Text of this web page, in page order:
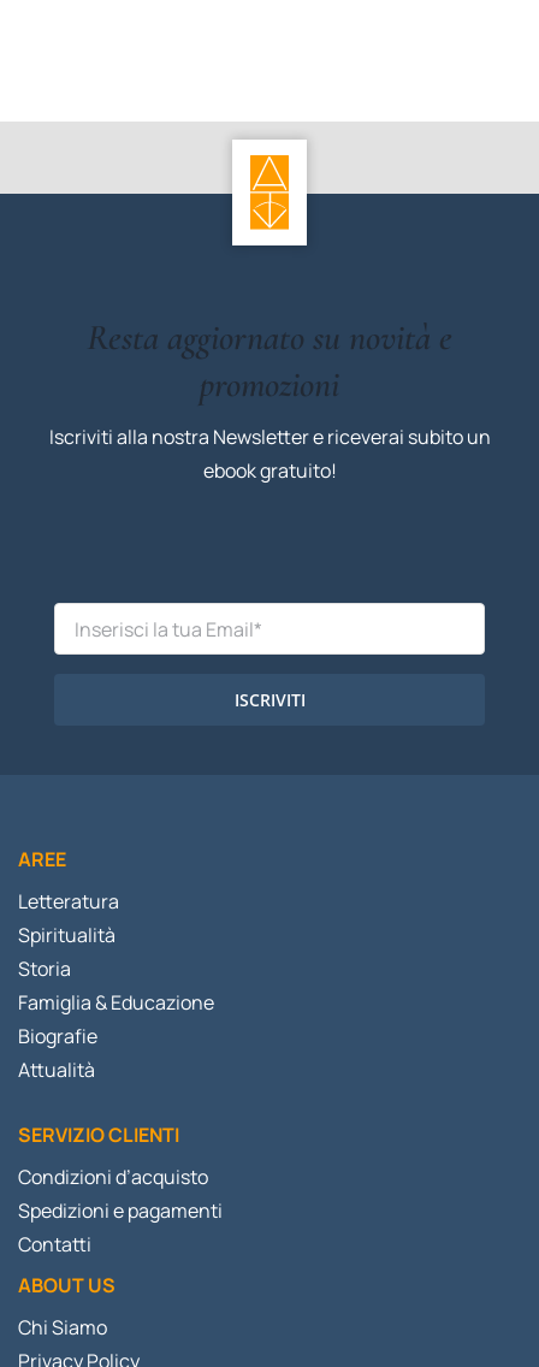
Resta aggiornato su novità e
promozioni
Iscriviti alla nostra Newsletter e riceverai subito un
ebook gratuito!
ISCRIVITI
AREE
Letteratura
Spiritualità
Storia
Famiglia & Educazione
Biografie
Attualità
SERVIZIO CLIENTI
Condizioni d’acquisto
Spedizioni e pagamenti
Contatti
ABOUT US
Chi Siamo
Privacy Policy